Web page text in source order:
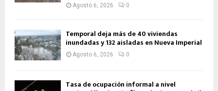
Agosto 6, 2026 0
Temporal deja más de 40 viviendas
inundadas y 132 aisladas en Nueva Imperial
Agosto 6, 2026 0
Tasa de ocupación informal a nivel